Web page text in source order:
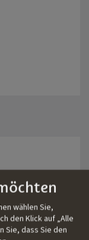
Karl
wählen Sie,
den Klick auf „Alle
Sie, dass Sie den